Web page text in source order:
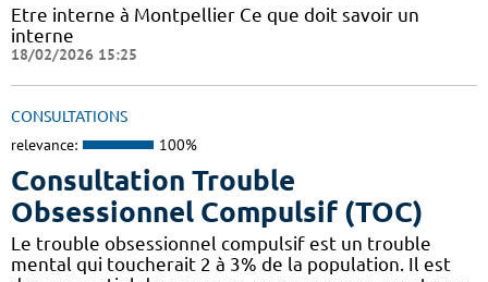
Etre interne à Montpellier Ce que doit savoir un
interne
18/02/2026 15:25
CONSULTATIONS
relevance: 100%
Consultation Trouble
Obsessionnel Compulsif (TOC)
Le trouble obsessionnel compulsif est un trouble
mental qui toucherait 2 à 3% de la population. Il est